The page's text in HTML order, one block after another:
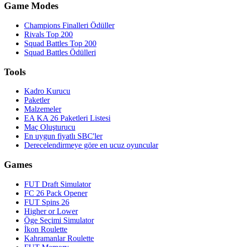
Game Modes
Champions Finalleri Ödüller
Rivals Top 200
Squad Battles Top 200
Squad Battles Ödülleri
Tools
Kadro Kurucu
Paketler
Malzemeler
EA KA 26 Paketleri Listesi
Maç Oluşturucu
En uygun fiyatlı SBC'ler
Derecelendirmeye göre en ucuz oyuncular
Games
FUT Draft Simulator
FC 26 Pack Opener
FUT Spins 26
Higher or Lower
Öge Seçimi Simulator
İkon Roulette
Kahramanlar Roulette